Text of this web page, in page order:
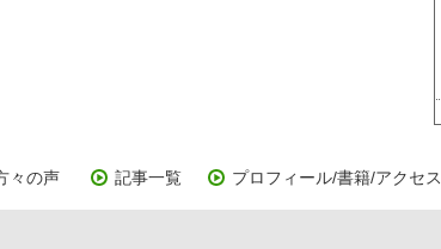
々の声 記事一覧 プロフィール/書籍/アクセス